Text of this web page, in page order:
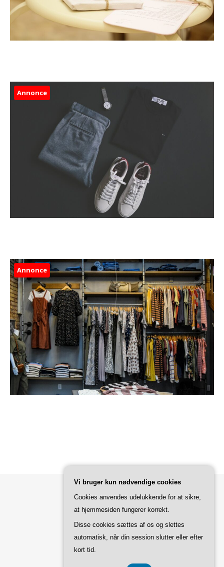
Annonce
Annonce
Bard Tema afWP Royal .
TILBAGE TIL TOPPEN
Vi bruger kun nødvendige cookies
Cookies anvendes udelukkende for at sikre,
at hjemmesiden fungerer korrekt.
Disse cookies sættes af os og slettes
automatisk, når din session slutter eller efter
kort tid.